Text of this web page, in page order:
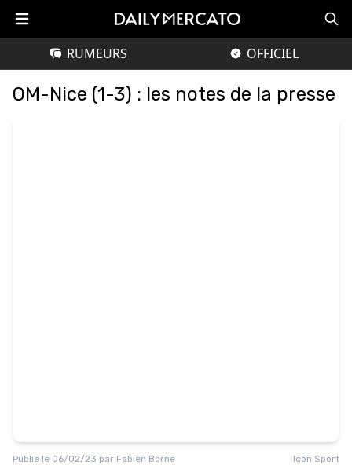
RUMEURS OFFICIEL
OM-Nice (1-3) : les notes de la presse
Publié le 06/02/23 par Fabien Borne Icon Sport